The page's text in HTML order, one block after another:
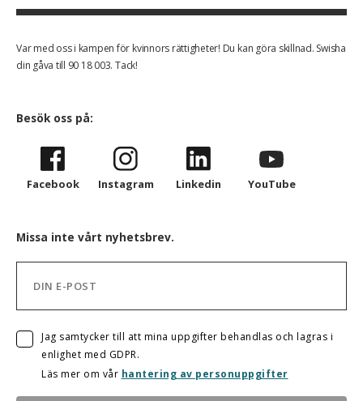
Var med oss i kampen för kvinnors rättigheter! Du kan göra skillnad. Swisha
din gåva till 90 18 003. Tack!
Besök oss på:
Facebook Instagram Linkedin YouTube
Missa inte vårt nyhetsbrev.
Jag samtycker till att mina uppgifter behandlas och lagras i
enlighet med GDPR.
Läs mer om vår hantering av personuppgifter